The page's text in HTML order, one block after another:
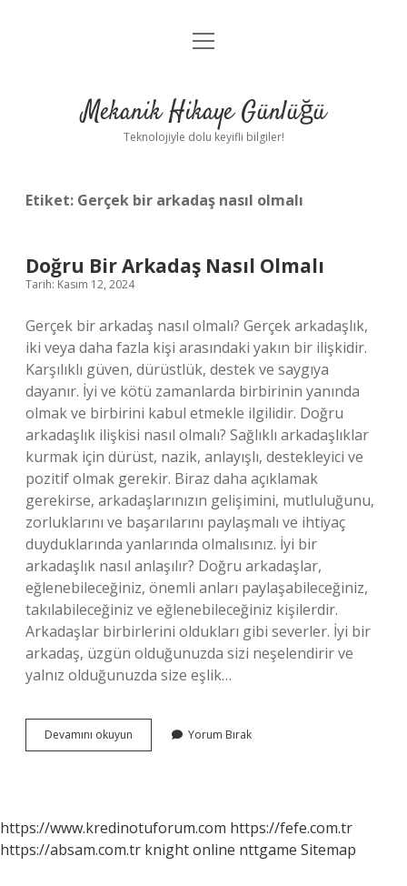
Anasayfa
Yasal Uyarı
menüyü
Mekanik Hikaye Günlüğü
Teknolojiyle dolu keyifli bilgiler!
Etiket: Gerçek bir arkadaş nasıl olmalı
Doğru Bir Arkadaş Nasıl Olmalı
Tarih: Kasım 12, 2024
Gerçek bir arkadaş nasıl olmalı? Gerçek arkadaşlık,
iki veya daha fazla kişi arasındaki yakın bir ilişkidir.
Karşılıklı güven, dürüstlük, destek ve saygıya
dayanır. İyi ve kötü zamanlarda birbirinin yanında
olmak ve birbirini kabul etmekle ilgilidir. Doğru
arkadaşlık ilişkisi nasıl olmalı? Sağlıklı arkadaşlıklar
kurmak için dürüst, nazik, anlayışlı, destekleyici ve
pozitif olmak gerekir. Biraz daha açıklamak
gerekirse, arkadaşlarınızın gelişimini, mutluluğunu,
zorluklarını ve başarılarını paylaşmalı ve ihtiyaç
duyduklarında yanlarında olmalısınız. İyi bir
arkadaşlık nasıl anlaşılır? Doğru arkadaşlar,
eğlenebileceğiniz, önemli anları paylaşabileceğiniz,
takılabileceğiniz ve eğlenebileceğiniz kişilerdir.
Arkadaşlar birbirlerini oldukları gibi severler. İyi bir
arkadaş, üzgün olduğunuzda sizi neşelendirir ve
yalnız olduğunuzda size eşlik…
Devamını okuyun
Bir
Yorum Bırak
https://www.kredinotuforum.com https://fefe.com.tr
https://absam.com.tr knight online nttgame Sitemap